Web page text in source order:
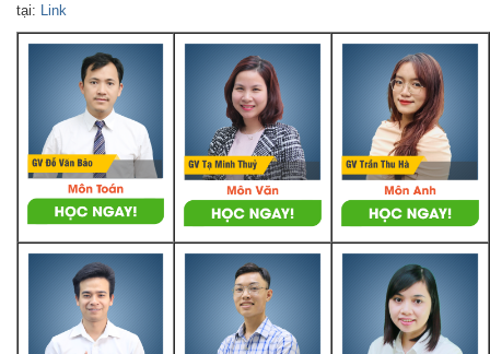
tại: Link